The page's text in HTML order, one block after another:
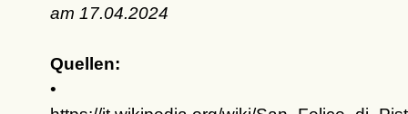
am 17.04.2024
Quellen:
•